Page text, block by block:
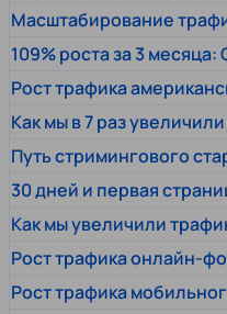
Масштабирование
109% роста за 3 месяца:
Рост трафика
Как мы в 7 раз
Путь стримингового
30 дней и первая
Как мы увеличили
Рост трафика онлайн-
Рост трафика